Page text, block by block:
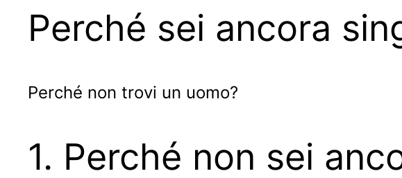
Perché sei ancora
Perché non trovi un uomo?
1. Perché non sei